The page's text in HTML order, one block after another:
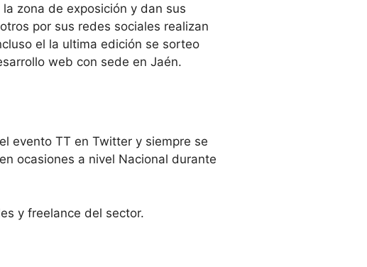
zona de exposición y dan sus
por sus redes sociales realizan
el la ultima edición se sorteo
web con sede en Jaén.
evento TT en Twitter y siempre se
ocasiones a nivel Nacional durante
y freelance del sector.